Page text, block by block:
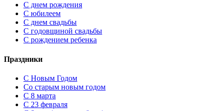
С днем рождения
С юбилеем
С днем свадьбы
С годовщиной свадьбы
С рождением ребенка
Праздники
C Новым Годом
Cо старым новым годом
С 8 марта
С 23 февраля